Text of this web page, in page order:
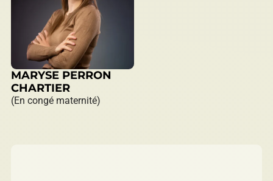
MARYSE PERRON
CHARTIER
(En congé maternité)